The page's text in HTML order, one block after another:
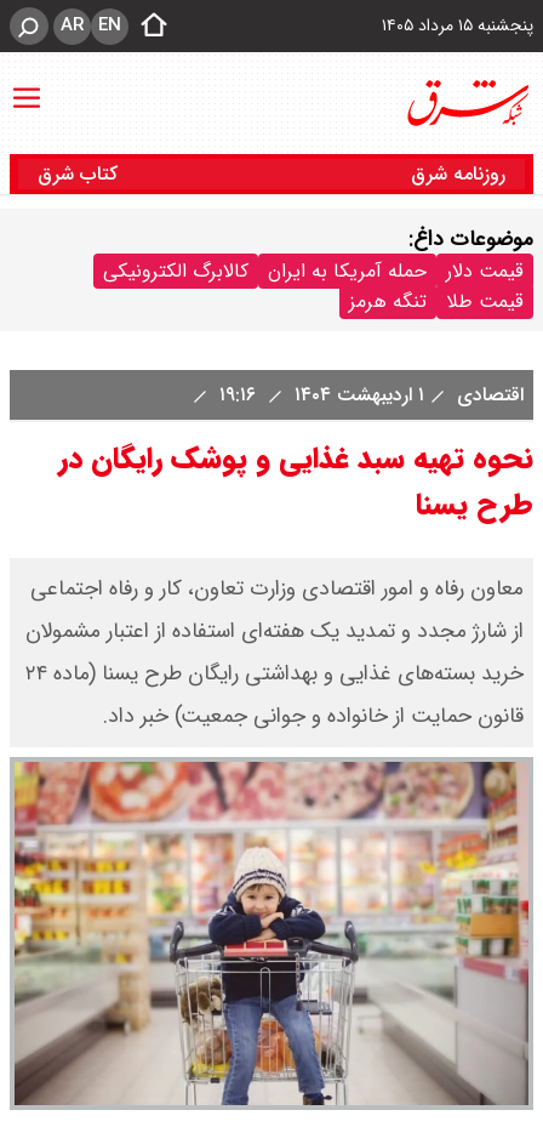
پنجشنبه ۱۵ مرداد ۱۴۰۵ EN
AR
روزنامه شرق کتاب شرق
موضوعات داغ:
قیمت دلار حمله آمریکا به ایران
کالابرگ الکترونیکی
قیمت طلا
تنگه هرمز
اقتصادی ۱ اردیبهشت ۱۴۰۴
نحوه تهیه سبد غذایی و پوشک رایگان در
طرح یسنا
معاون رفاه و امور اقتصادی وزارت تعاون، کار و رفاه اجتماعی
از شارژ مجدد و تمدید یک هفته‌ای استفاده از اعتبار مشمولان
خرید بسته­‌های غذایی و بهداشتی رایگان طرح یسنا (ماده ۲۴
قانون حمایت از خانواده و جوانی جمعیت) خبر داد.